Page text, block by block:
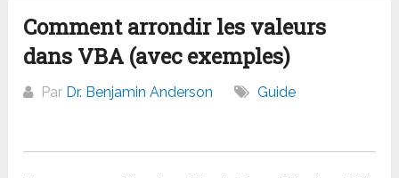
Comment arrondir les valeurs
dans VBA (avec exemples)
Par Dr. Benjamin Anderson Guide